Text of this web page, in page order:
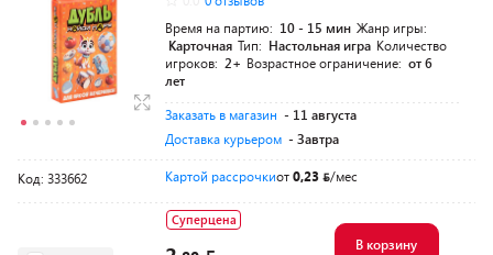
Время на партию: 10 - 15 мин Жанр игры:
Карточная Тип: Настольная игра Количество
игроков: 2+ Возрастное ограничение: от 6
лет
Заказать в магазин - 11 августа
Доставка курьером - Завтра
Код: 333662 Картой рассрочкиот0,23 /мес
Суперцена
В корзину